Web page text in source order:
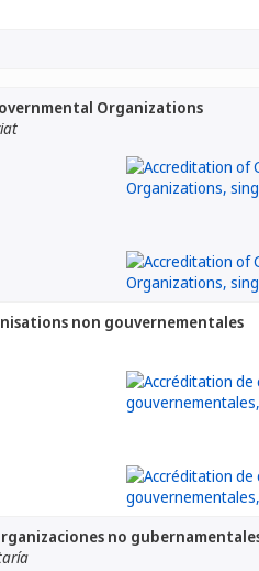
Organizations
non gouvernementales
no